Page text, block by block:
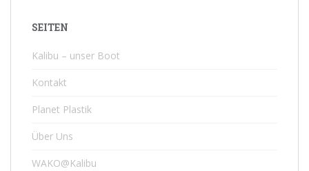
SEITEN
Kalibu – unser Boot
Kontakt
Planet Plastik
Über Uns
WAKO@Kalibu